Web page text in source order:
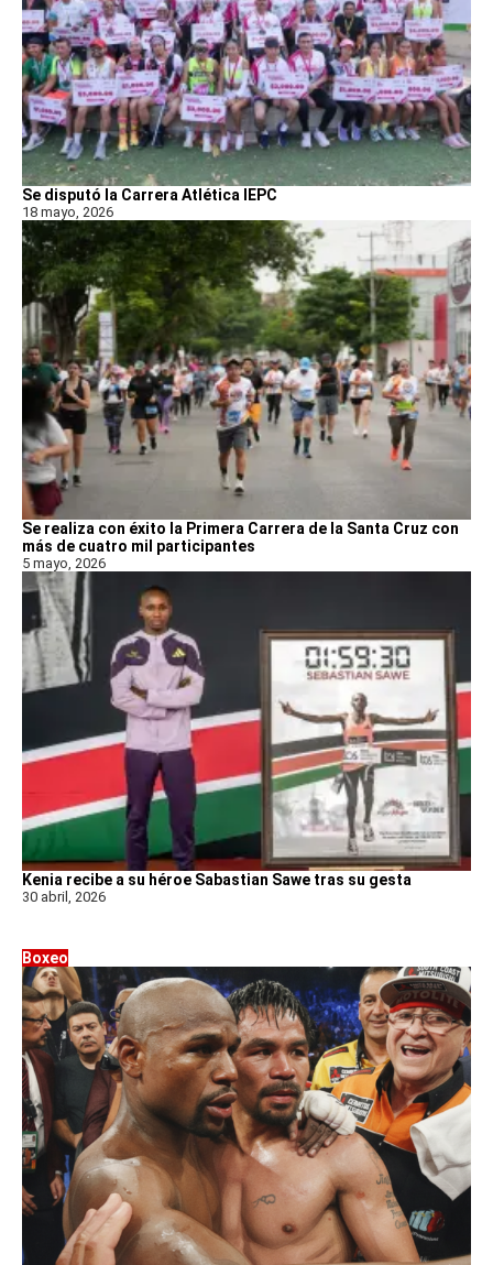
Se disputó la Carrera Atlética IEPC
18 mayo, 2026
Se realiza con éxito la Primera Carrera de la Santa Cruz con
más de cuatro mil participantes
5 mayo, 2026
Kenia recibe a su héroe Sabastian Sawe tras su gesta
30 abril, 2026
Boxeo